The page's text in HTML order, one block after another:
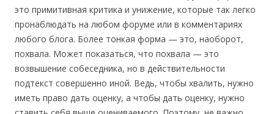
это примитивная критика и унижение, которые так легко
пронаблюдать на любом форуме или в комментариях
любого блога. Более тонкая форма — это, наоборот,
похвала. Может показаться, что похвала — это
возвышение собеседника, но в действительности
подтекст совершенно иной. Ведь, чтобы хвалить, нужно
иметь право дать оценку, а чтобы дать оценку, нужно